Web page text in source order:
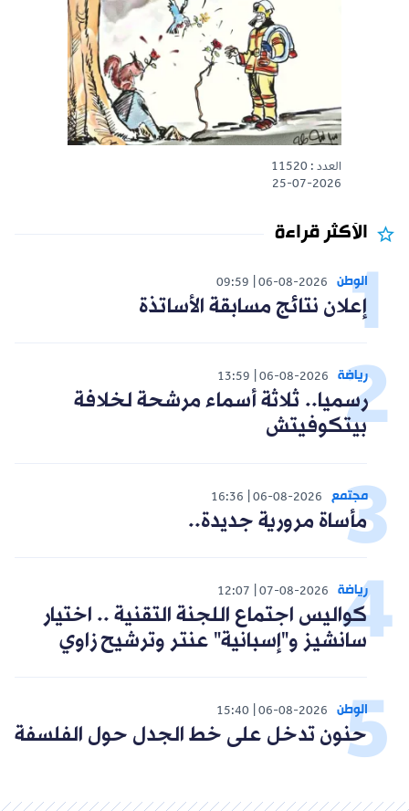
العدد : 11520
25-07-2026
الأكثر قراءة
الوطن 06-08-2026
09:59
إعلان نتائج مسابقة الأساتذة
رياضة 06-08-2026
13:59
رسميا.. ثلاثة أسماء مرشحة لخلافة
بيتكوفيتش
مجتمع 06-08-2026
16:36
مأساة مرورية جديدة..
رياضة 07-08-2026
12:07
كواليس اجتماع اللجنة التقنية .. اختيار
سانشيز و"إسبانية" عنتر وترشيح زاوي
الوطن 06-08-2026
15:40
حنون تدخل على خط الجدل حول الفلسفة